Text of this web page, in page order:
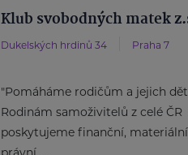
Klub svobodných matek
Dukelských hrdinů 34 Praha 7
"Pomáháme rodičům a jejich
Rodinám samoživitelů z celé ČR
poskytujeme finanční,